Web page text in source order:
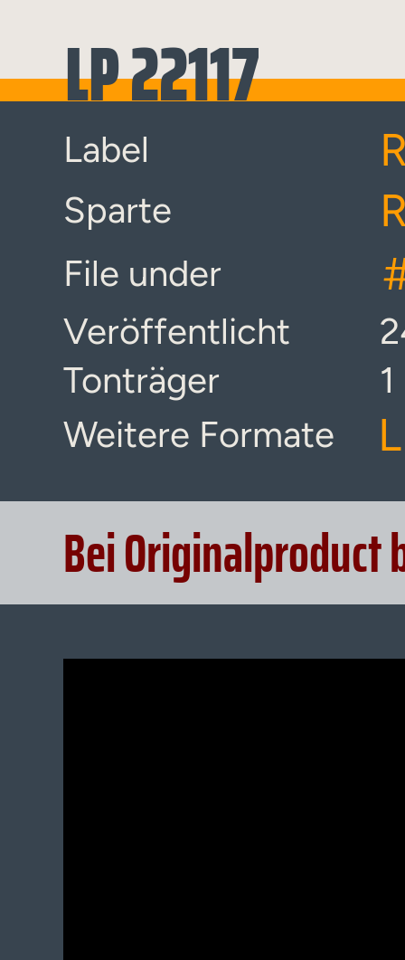
LP 22117
Label
Sparte
File under
Veröffentlicht
Tonträger
Weitere Formate
Bei Originalproduct